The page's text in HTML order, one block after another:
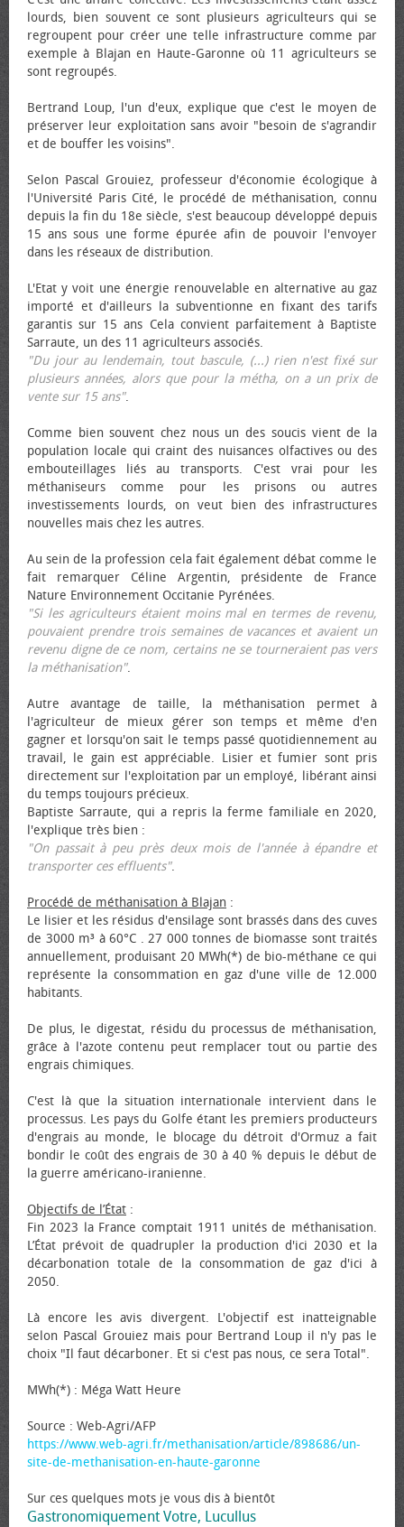
lourds, bien souvent ce sont plusieurs agriculteurs qui se
regroupent pour créer une telle infrastructure comme par
exemple à Blajan en Haute-Garonne où 11 agriculteurs se
sont regroupés.
Bertrand Loup, l'un d'eux, explique que c'est le moyen de
préserver leur exploitation sans avoir "besoin de s'agrandir
et de bouffer les voisins".
Selon Pascal Grouiez, professeur d'économie écologique à
l'Université Paris Cité, le procédé de méthanisation, connu
depuis la fin du 18e siècle, s'est beaucoup développé depuis
15 ans sous une forme épurée afin de pouvoir l'envoyer
dans les réseaux de distribution.
L'Etat y voit une énergie renouvelable en alternative au gaz
importé et d'ailleurs la subventionne en fixant des tarifs
garantis sur 15 ans Cela convient parfaitement à Baptiste
Sarraute, un des 11 agriculteurs associés.
"Du jour au lendemain, tout bascule, (...) rien n'est fixé sur
plusieurs années, alors que pour la métha, on a un prix de
vente sur 15 ans".
Comme bien souvent chez nous un des soucis vient de la
population locale qui craint des nuisances olfactives ou des
embouteillages liés au transports. C'est vrai pour les
méthaniseurs comme pour les prisons ou autres
investissements lourds, on veut bien des infrastructures
nouvelles mais chez les autres.
Au sein de la profession cela fait également débat comme le
fait remarquer Céline Argentin, présidente de France
Nature Environnement Occitanie Pyrénées.
"Si les agriculteurs étaient moins mal en termes de revenu,
pouvaient prendre trois semaines de vacances et avaient un
revenu digne de ce nom, certains ne se tourneraient pas vers
la méthanisation".
Autre avantage de taille, la méthanisation permet à
l'agriculteur de mieux gérer son temps et même d'en
gagner et lorsqu'on sait le temps passé quotidiennement au
travail, le gain est appréciable. Lisier et fumier sont pris
directement sur l'exploitation par un employé, libérant ainsi
du temps toujours précieux.
Baptiste Sarraute, qui a repris la ferme familiale en 2020,
l'explique très bien :
"On passait à peu près deux mois de l'année à épandre et
transporter ces effluents".
Procédé de méthanisation à Blajan :
Le lisier et les résidus d'ensilage sont brassés dans des cuves
de 3000 m³ à 60°C . 27 000 tonnes de biomasse sont traités
annuellement, produisant 20 MWh(*) de bio-méthane ce qui
représente la consommation en gaz d'une ville de 12.000
habitants.
De plus, le digestat, résidu du processus de méthanisation,
grâce à l'azote contenu peut remplacer tout ou partie des
engrais chimiques.
C'est là que la situation internationale intervient dans le
processus. Les pays du Golfe étant les premiers producteurs
d'engrais au monde, le blocage du détroit d'Ormuz a fait
bondir le coût des engrais de 30 à 40 % depuis le début de
la guerre américano-iranienne.
Objectifs de l’État :
Fin 2023 la France comptait 1911 unités de méthanisation.
L’État prévoit de quadrupler la production d'ici 2030 et la
décarbonation totale de la consommation de gaz d'ici à
2050.
Là encore les avis divergent. L'objectif est inatteignable
selon Pascal Grouiez mais pour Bertrand Loup il n'y pas le
choix "Il faut décarboner. Et si c'est pas nous, ce sera Total".
MWh(*) : Méga Watt Heure
Source : Web-Agri/AFP
https://www.web-agri.fr/methanisation/article/898686/un-
site-de-methanisation-en-haute-garonne
Sur ces quelques mots je vous dis à bientôt
Gastronomiquement Votre, Lucullus